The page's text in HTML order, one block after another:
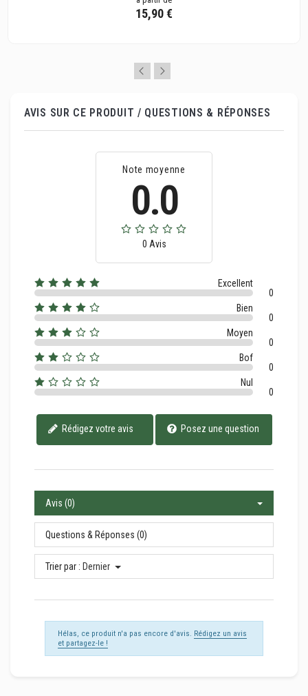
15,90 €
AVIS SUR CE PRODUIT / QUESTIONS & RÉPONSES
Note moyenne
0.0
0 Avis
Excellent
0
Bien
0
Moyen
0
Bof
0
Nul
0
Rédigez votre avis Posez une question
Avis (0)
Questions & Réponses (0)
Trier par : Dernier
Hélas, ce produit n'a pas encore d'avis. Rédigez un avis
et partagez-le !